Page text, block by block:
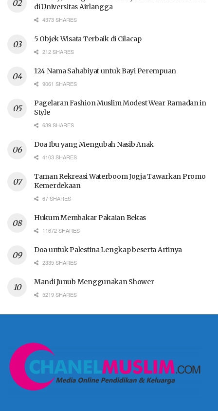
di Universitas Airlangga
4373 SHARES
5 Objek Wisata Terbaik di Cilacap
212 SHARES
124 Nama Sahabiyat untuk Bayi Perempuan
9061 SHARES
Pagelaran Fashion Muslim Modest Wear Ramadan in
Style
639 SHARES
Doa Ibu yang Mengubah Nasib Anak
4103 SHARES
Taman Rekreasi Waterboom Jogja Tawarkan Promo
Kemerdekaan
67 SHARES
Hukum Membakar Pakaian Bekas
11672 SHARES
Doa untuk Palestina Lengkap beserta Artinya
2335 SHARES
Mandi Junub Menggunakan Shower
5219 SHARES